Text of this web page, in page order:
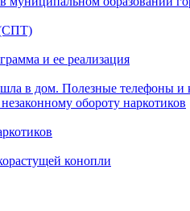
(СПТ)
и ее реализация
в дом. Полезные телефоны и
обороту наркотиков
конопли